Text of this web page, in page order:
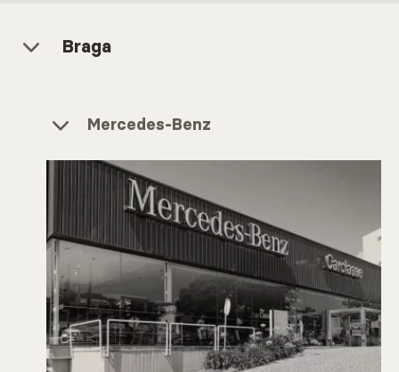
Braga
Mercedes-Benz